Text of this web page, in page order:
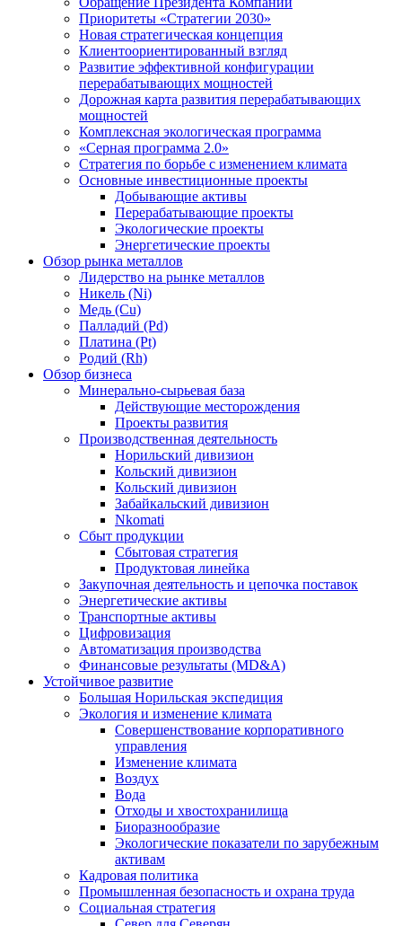
Приоритеты «Стратегии 2030»
Новая стратегическая концепция
Клиентоориентированный взгляд
Развитие эффективной конфигурации
перерабатывающих мощностей
Дорожная карта развития перерабатывающих
мощностей
Комплексная экологическая программа
«Серная программа 2.0»
Стратегия по борьбе с изменением климата
Основные инвестиционные проекты
Добывающие активы
Перерабатывающие проекты
Экологические проекты
Энергетические проекты
Обзор рынка металлов
Лидерство на рынке металлов
Никель (Ni)
Медь (Cu)
Палладий (Pd)
Платина (Pt)
Родий (Rh)
Обзор бизнеса
Минерально-сырьевая база
Действующие месторождения
Проекты развития
Производственная деятельность
Норильский дивизион
Кольский дивизион
Кольский дивизион
Забайкальский дивизион
Nkomati
Сбыт продукции
Сбытовая стратегия
Продуктовая линейка
Закупочная деятельность и цепочка поставок
Энергетические активы
Транспортные активы
Цифровизация
Автоматизация производства
Финансовые результаты (MD&A)
Устойчивое развитие
Большая Норильская экспедиция
Экология и изменение климата
Совершенствование корпоративного
управления
Изменение климата
Воздух
Вода
Отходы и хвостохранилища
Биоразнообразие
Экологические показатели по зарубежным
активам
Кадровая политика
Промышленная безопасность и охрана труда
Социальная стратегия